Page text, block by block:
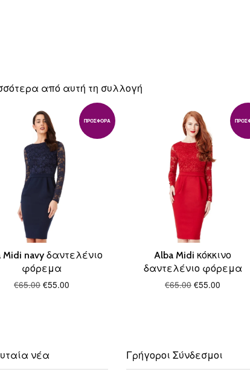
από αυτή τη συλλογή
ΠΡΟΣΦΟΡΆ
Midi navy δαντελένιο
φόρεμα
€65.00 €55.00
Alba Midi κόκκινο
δαντελένιο φόρεμα
€65.00 €55.00
νέα Γρήγοροι Σύνδεσμοι